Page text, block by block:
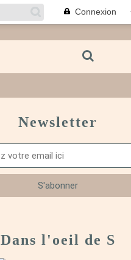
Connexion
Newsletter
Dans l'oeil de S